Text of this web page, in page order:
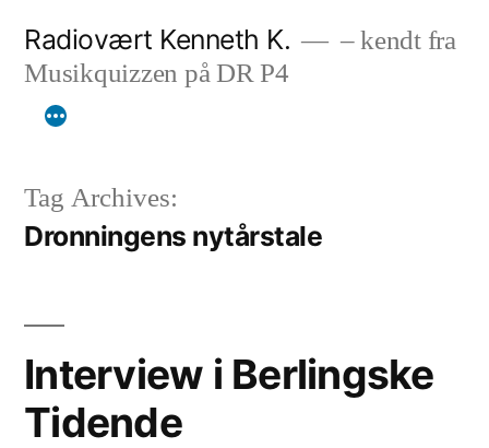
content
Radiovært Kenneth K.
– kendt fra
Musikquizzen på DR P4
Tag Archives:
Dronningens nytårstale
Interview i Berlingske
Tidende